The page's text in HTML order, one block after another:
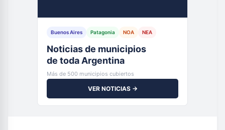
Buenos Aires Patagonia NOA NEA
Noticias de municipios
de toda Argentina
Más de 500 municipios cubiertos
VER NOTICIAS →